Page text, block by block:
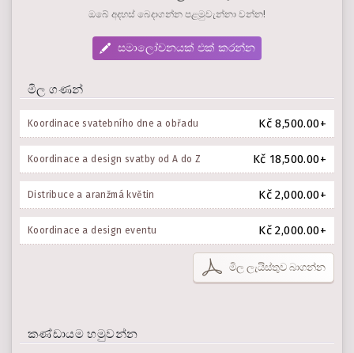
ඔබේ අදහස් බෙදාගන්න පළමුවැන්නා වන්න!
සමාලෝචනයක් එක් කරන්න
මිල ගණන්
Koordinace svatebního dne a obřadu Kč 8,500.00+
Koordinace a design svatby od A do Z Kč 18,500.00+
Distribuce a aranžmá květin Kč 2,000.00+
Koordinace a design eventu Kč 2,000.00+
මිල ලැයිස්තුව බාගන්න
කණ්ඩායම හමුවන්න